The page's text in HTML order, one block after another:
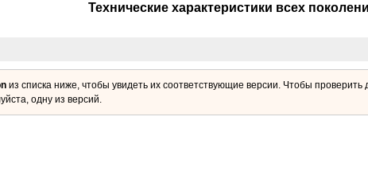
Технические характеристики всех
из списка ниже, чтобы увидеть их соответствующие версии. Чтобы
одну из версий.